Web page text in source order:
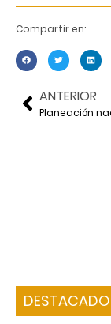
Compartir en:
ANTERIOR